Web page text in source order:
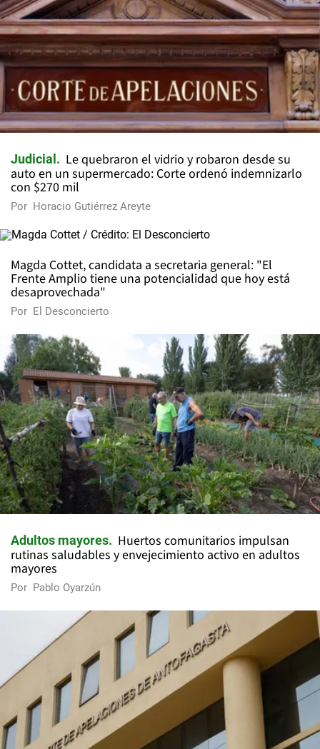
Judicial
Le quebraron el vidrio y robaron desde su
auto en un supermercado: Corte ordenó indemnizarlo
con $270 mil
Por Horacio Gutiérrez Areyte
Magda Cottet, candidata a secretaria general: "El
Frente Amplio tiene una potencialidad que hoy está
desaprovechada"
Por El Desconcierto
Adultos mayores
Huertos comunitarios impulsan
rutinas saludables y envejecimiento activo en adultos
mayores
Por Pablo Oyarzún